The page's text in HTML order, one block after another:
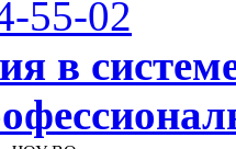
55-02
в